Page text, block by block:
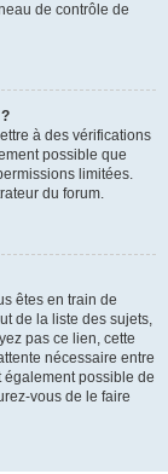
de contrôle de
à des vérifications
possible que
limitées.
du forum.
êtes en train de
de la liste des sujets,
pas ce lien, cette
nécessaire entre
également possible de
vous de le faire